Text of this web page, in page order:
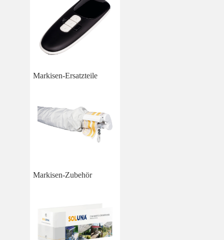
Markisen-Ersatzteile
Markisen-Zubehör